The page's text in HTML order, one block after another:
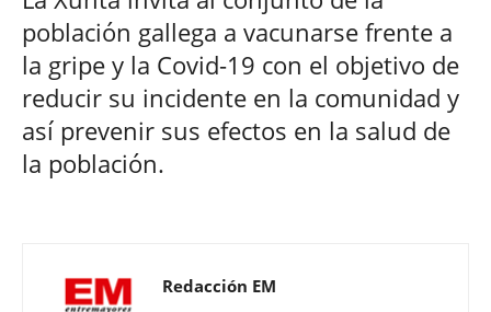
población gallega a vacunarse frente a
la gripe y la Covid-19 con el objetivo de
reducir su incidente en la comunidad y
así prevenir sus efectos en la salud de
la población.
Redacción EM